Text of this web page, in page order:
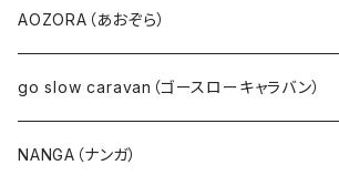
サロペット・サスペンダー・オールインワン
NANEA（ナネア）
EMU（エミュー）
Ｔシャツ・シャツ（長袖）
AOZORA（あおぞら）
go slow caravan（ゴースローキャラバン）
NANGA（ナンガ）